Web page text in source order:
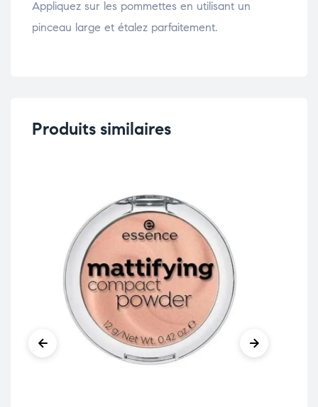
Appliquez sur les pommettes en utilisant un
pinceau large et étalez parfaitement.
Produits similaires